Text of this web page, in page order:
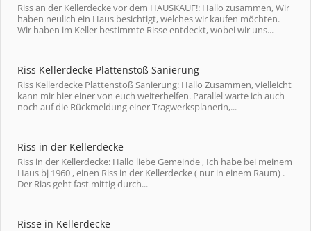
Riss an der Kellerdecke vor dem HAUSKAUF!: Hallo zusammen, Wir
haben neulich ein Haus besichtigt, welches wir kaufen möchten.
Wir haben im Keller bestimmte Risse entdeckt, wobei wir uns...
Riss Kellerdecke Plattenstoß Sanierung
Riss Kellerdecke Plattenstoß Sanierung: Hallo Zusammen, vielleicht
kann mir hier einer von euch weiterhelfen. Parallel warte ich auch
noch auf die Rückmeldung einer Tragwerksplanerin,...
Riss in der Kellerdecke
Riss in der Kellerdecke: Hallo liebe Gemeinde , Ich habe bei meinem
Haus bj 1960 , einen Riss in der Kellerdecke ( nur in einem Raum) .
Der Rias geht fast mittig durch...
Risse in Kellerdecke